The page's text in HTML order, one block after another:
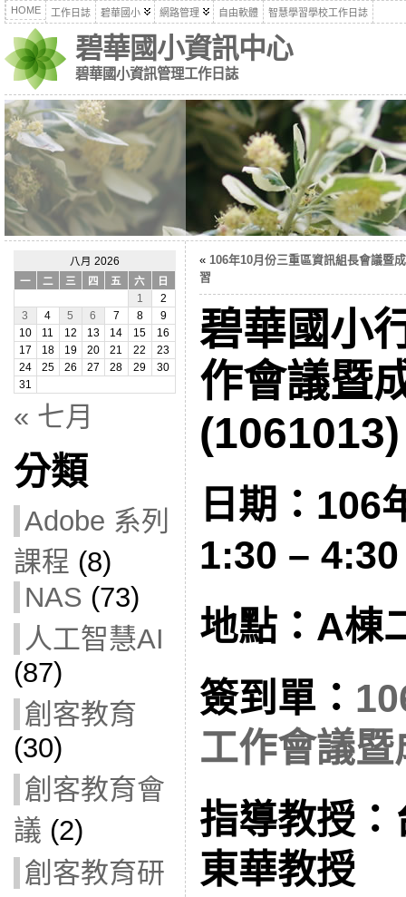
HOME 工作日誌 碧華國小 網路管理 自由軟體 智慧學習學校工作日誌
碧華國小資訊中心
碧華國小資訊管理工作日誌
八月 2026
一
二 三 四 五 六
日
1
2
3
4 5 6 7 8
9
10
11 12 13 14 15
16
17
18 19 20 21 22
23
24
25 26 27 28 29
30
31
« 七月
分類
Adobe 系列
課程 (8)
NAS (73)
人工智慧AI
(87)
創客教育
(30)
創客教育會
議 (2)
創客教育研
« 106年10月份三重區資訊組長會議暨
習
碧華國小
作會議暨
(1061013)
日期：106
1:30 – 4:30
地點：A棟
簽到單：
工作會議
指導教授
東華教授